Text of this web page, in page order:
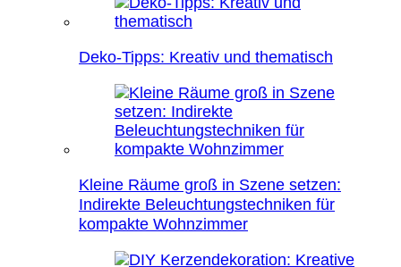
Deko-Tipps: Kreativ und thematisch
Kleine Räume groß in Szene setzen:
Indirekte Beleuchtungstechniken für
kompakte Wohnzimmer